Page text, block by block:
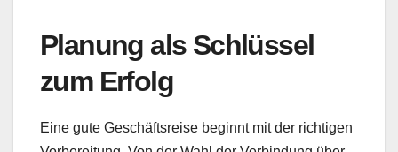
Planung als Schlüssel
zum Erfolg
Eine gute Geschäftsreise beginnt mit der richtigen